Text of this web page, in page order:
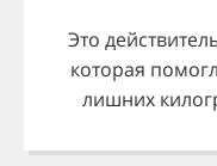
Это
которая
лишних